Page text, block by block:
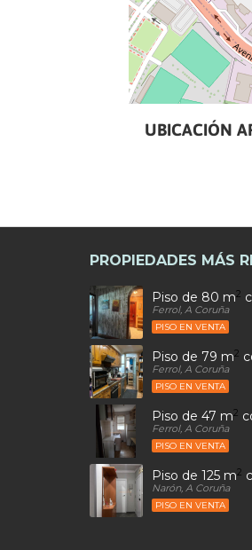
UBICACIÓN
PROPIEDADES MÁS
Piso de 80 m2
Ferrol, A Coruña
PISO EN VENTA
Piso de 79 m2
Ferrol, A Coruña
PISO EN VENTA
Piso de 47 m2
Ferrol, A Coruña
PISO EN VENTA
Piso de 125 m2
Narón, A Coruña
PISO EN VENTA